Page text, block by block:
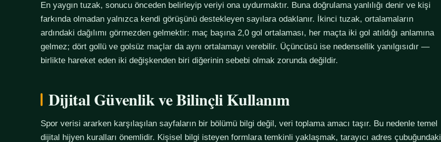
En yaygın tuzak, sonucu önceden belirleyip veriyi ona uydurmaktır. Buna doğrulama yanlılığı denir ve kişi
farkında olmadan yalnızca kendi görüşünü destekleyen sayılara odaklanır. İkinci tuzak, ortalamaların
ardındaki dağılımı görmezden gelmektir: maç başına 2,0 gol ortalaması, her maçta iki gol atıldığı anlamına
gelmez; dört gollü ve golsüz maçlar da aynı ortalamayı verebilir. Üçüncüsü ise nedensellik yanılgısıdır —
birlikte hareket eden iki değişkenden biri diğerinin sebebi olmak zorunda değildir.
Dijital Güvenlik ve Bilinçli Kullanım
Spor verisi ararken karşılaşılan sayfaların bir bölümü bilgi değil, veri toplama amacı taşır. Bu nedenle temel
dijital hijyen kuralları önemlidir. Kişisel bilgi isteyen formlara temkinli yaklaşmak, tarayıcı adres çubuğundaki